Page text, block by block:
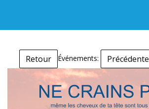
Retour Événements: Précédente